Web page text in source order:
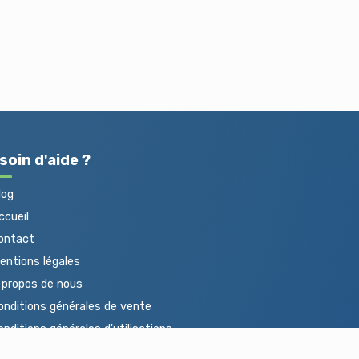
d'aide ?
légales
de nous
générales de vente
générales d'utilisations